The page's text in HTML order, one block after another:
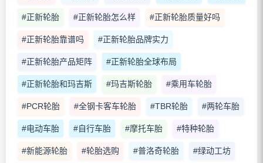
#正新轮胎 #正新轮胎怎么样 #正新轮胎质量好吗
#正新轮胎靠谱吗 #正新轮胎品牌实力
#正新轮胎产品矩阵 #正新轮胎全球布局
#正新轮胎和玛吉斯 #玛吉斯轮胎 #乘用车轮胎
#PCR轮胎 #全钢卡客车轮胎 #TBR轮胎 #两轮车胎
#电动车胎 #自行车胎 #摩托车胎 #特种轮胎
#新能源轮胎 #轮胎选购 #普洛奇轮胎 #绿动工坊